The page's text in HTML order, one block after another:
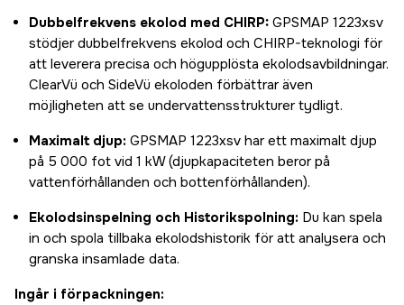
Dubbelfrekvens ekolod med CHIRP: GPSMAP 1223xsv
stödjer dubbelfrekvens ekolod och CHIRP-teknologi för
att leverera precisa och högupplösta ekolodsavbildningar.
ClearVü och SideVü ekoloden förbättrar även
möjligheten att se undervattensstrukturer tydligt.
Maximalt djup: GPSMAP 1223xsv har ett maximalt djup
på 5 000 fot vid 1 kW (djupkapaciteten beror på
vattenförhållanden och bottenförhållanden).
Ekolodsinspelning och Historikspolning: Du kan spela
in och spola tillbaka ekolodshistorik för att analysera och
granska insamlade data.
Ingår i förpackningen: